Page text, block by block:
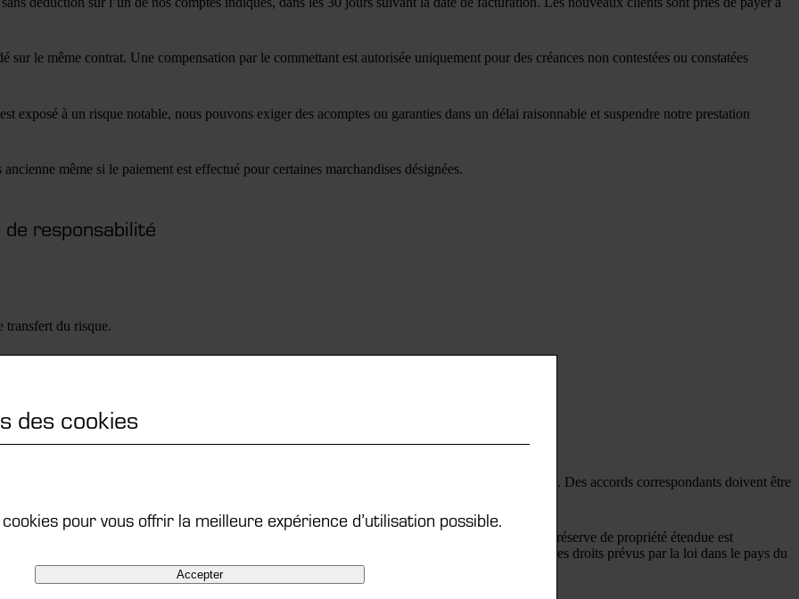
des cookies
pour vous offrir la meilleure expérience d’utilisation possible.
Accepter
le même contrat. Une compensation par le commettant est autorisée uniquement pour des créances non contestées ou constatées
exposé à un risque notable, nous pouvons exiger des acomptes ou garanties dans un délai raisonnable et suspendre notre prestation
même si le paiement est effectué pour certaines marchandises désignées.
responsabilité
transfert du risque.
réserve de propriété étendue, dans la mesure où ce droit existe en vertu des lois du pays concerné. Des accords correspondants doivent être
des présentes conditions de vente dans la mesure où une réserve de propriété ou une réserve de propriété étendue est
de la revendication. Dans le cas contraire, le commettant s’engage à donner au fournisseur tous les droits prévus par la loi dans le pays du